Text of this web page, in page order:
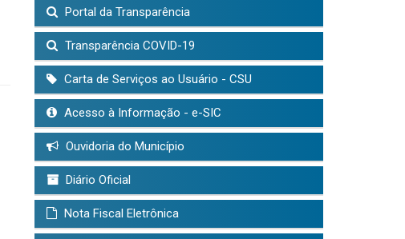
Portal da Transparência
Transparência COVID-19
Carta de Serviços ao Usuário - CSU
Acesso à Informação - e-SIC
Ouvidoria do Município
Diário Oficial
Nota Fiscal Eletrônica